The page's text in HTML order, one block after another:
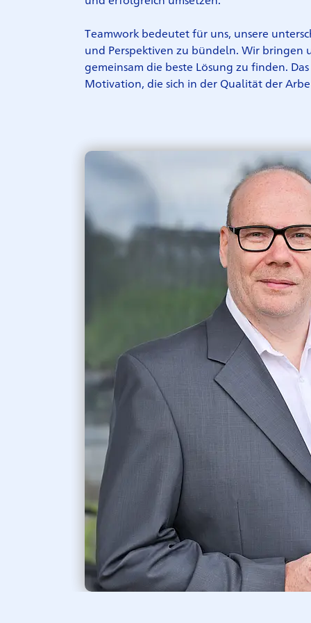
Teamwork bedeutet für uns, unsere
und Perspektiven zu bündeln. Wir bringen
gemeinsam die beste Lösung zu finden.
Motivation, die sich in der Qualität der